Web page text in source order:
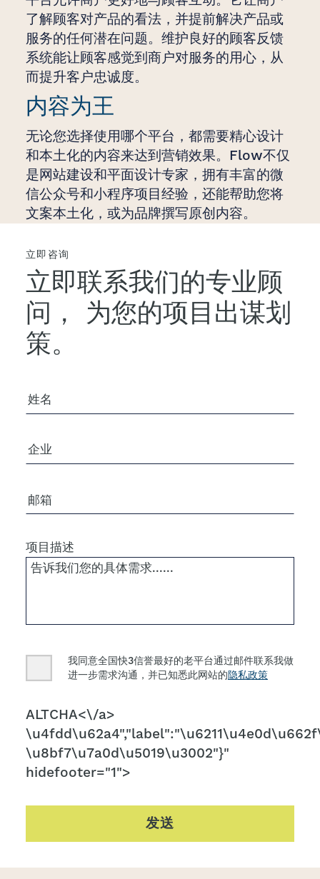
了解顾客对产品的看法，并提前解决产品或
服务的任何潜在问题。维护良好的顾客反馈
系统能让顾客感觉到商户对服务的用心，从
而提升客户忠诚度。
内容为王
无论您选择使用哪个平台，都需要精心设计
和本土化的内容来达到营销效果。Flow不仅
是网站建设和平面设计专家，拥有丰富的微
信公众号和小程序项目经验，还能帮助您将
文案本土化，或为品牌撰写原创内容。
立即咨询
立即联系我们的专业顾
问，
为您的项目出谋划
策。
您的姓名
公司/组织
电子邮箱
项目描述
Consent
我同意全国快3信誉最好的老平台通过邮件联系我做
进一步需求沟通，并已知悉此网站的隐私政策
CAPTCHA
ALTCHA<\/a>
\u8bf7\u7a0d\u5019\u3002"}"
hidefooter="1">
发送